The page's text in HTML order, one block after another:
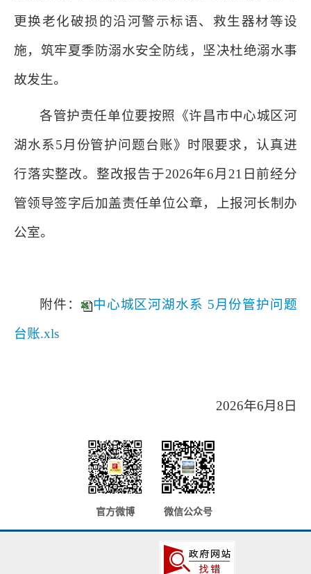
更换老化破损的沿河警示标语、救生器材等设
施，筑牢夏季防溺水安全防线，坚决杜绝溺水事
故发生。
各管护责任单位要按照《许昌市中心城区河
湖水系5月份管护问题台账》时限要求，认真进
行落实整改。整改报告于2026年6月21日前经分
管领导签字后加盖责任单位公章，上报河长制办
公室。
附件：
中心城区河湖水系 5月份管护问题
台账.xls
2026年6月8日
官方微博 微信公众号